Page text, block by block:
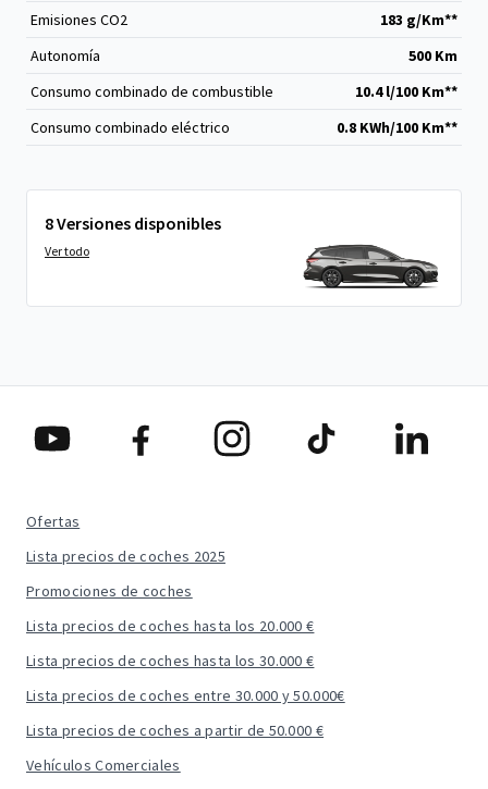
Emisiones CO2
183 g/Km**
Autonomía
500 Km
Consumo combinado de combustible
10.4 l/100 Km**
Consumo combinado eléctrico
0.8 KWh/100 Km**
8 Versiones disponibles
Ver todo
Ofertas
Lista precios de coches 2025
Promociones de coches
Lista precios de coches hasta los 20.000 €
Lista precios de coches hasta los 30.000 €
Lista precios de coches entre 30.000 y 50.000€
Lista precios de coches a partir de 50.000 €
Vehículos Comerciales